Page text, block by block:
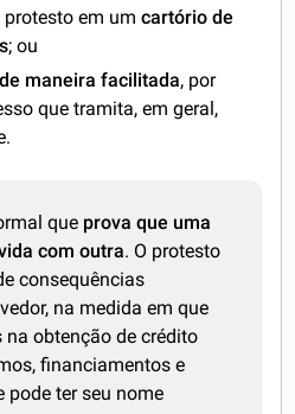
protesto em umcartório de
; ou
maneira facilitada, por
que tramita, em geral,
que prova que uma
com outra. O protesto
consequências
na medida em que
obtenção de crédito
financiamentos e
pode ter seu nome